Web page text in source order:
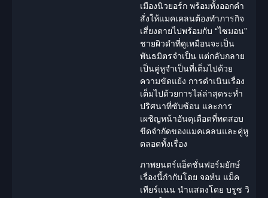
เมืองนิวยอร์ก พร้อมทั้งออกคำ
สั่งให้แมคเคลนต้องทำภารกิจ
เสี่ยงตายไปพร้อมกับ “ไซมอน”
ชายผิวดำที่ดูเหมือนจะเป็น
พันธมิตรจำเป็น แต่กลับกลาย
เป็นคู่หูจำเป็นที่เต็มไปด้วย
ความขัดแย้ง การดำเนินเรื่อง
เต็มไปด้วยการไล่ล่าสุดระห่ำ
ปริศนาที่ซับซ้อน และการ
เผชิญหน้าอันดุเดือดที่ทดสอบ
ขีดจำกัดของแมคเคลนและคู่หู
ตลอดทั้งเรื่อง
ภาพยนตร์แอ็คชั่นฟอร์มยักษ์
เรื่องนี้กำกับโดย จอห์น แม็ค
เทียร์แนน นำแสดงโดย บรูซ วิ